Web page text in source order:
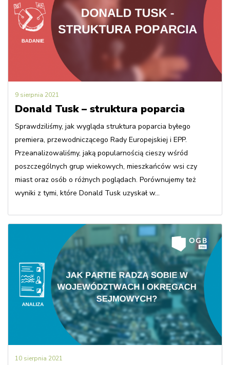
9 sierpnia 2021
Donald Tusk – struktura poparcia
Sprawdziliśmy, jak wygląda struktura poparcia byłego
premiera, przewodniczącego Rady Europejskiej i EPP.
Przeanalizowaliśmy, jaką popularnością cieszy wśród
poszczególnych grup wiekowych, mieszkańców wsi czy
miast oraz osób o różnych poglądach. Porównujemy też
wyniki z tymi, które Donald Tusk uzyskał w...
10 sierpnia 2021